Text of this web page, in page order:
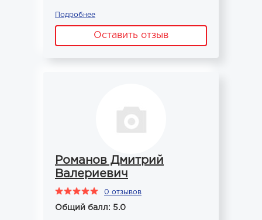
Подробнее
Оставить отзыв
Романов Дмитрий
Валериевич
0 отзывов
Общий балл: 5.0